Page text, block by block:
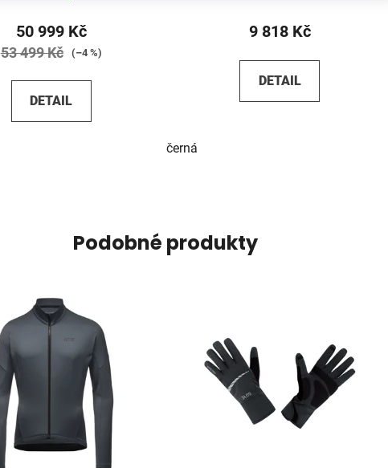
50 999 Kč
53 499 Kč (–4 %)
DETAIL
9 818 Kč
DETAIL
černá
Podobné produkty